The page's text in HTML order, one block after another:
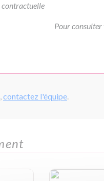
contractuelle
Pour
contactez l'équipe.